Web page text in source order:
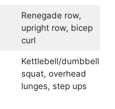
Renegade row,
upright row, bicep
curl
Kettlebell/dumbbell
squat, overhead
lunges, step ups